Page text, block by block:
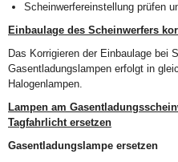
Scheinwerfereinstellung prüfen
Einbaulage des Scheinwerfers
Das Korrigieren der Einbaulage bei
Gasentladungslampen erfolgt in
Halogenlampen.
Lampen am
Tagfahrlicht ersetzen
Gasentladungslampe ersetzen